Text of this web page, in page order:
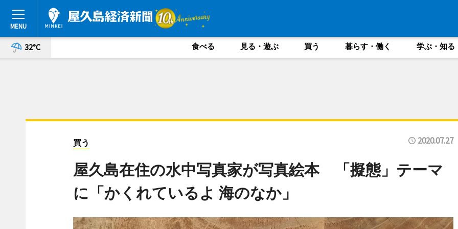
32°C 食べる 見る・遊ぶ 買う 暮らす・働く 学ぶ・知る
買う 2020.07.27
屋久島在住の水中写真家が写真絵本 「擬態」テーマ
に「かくれているよ 海のなか」